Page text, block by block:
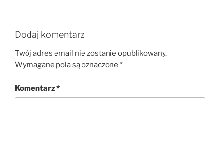
Dodaj komentarz
Twój adres email nie zostanie opublikowany.
Wymagane pola są oznaczone *
Komentarz*